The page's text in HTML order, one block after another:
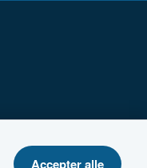
Accepter alle